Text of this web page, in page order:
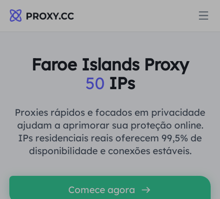
Proxies
PROCURAÇÃO RESIDENCIAL
Proxy residencial estático
Proxy Residencial Ilimitado
PROCURAÇÃO RESIDENCIAL
Procuração Residencial $0.8/GB
Proxy residencial estático $0.28/IP/Dia
Data for AI
POR CASO DE USO
Faroe Islands Proxy
50 IPs
Proxies rápidos e focados em privacidade
ajudam a aprimorar sua proteção online.
IPs residenciais reais oferecem 99,5% de
disponibilidade e conexões estáveis.
Comece agora